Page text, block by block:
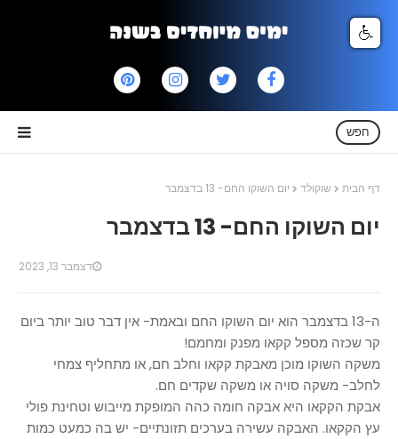
חפש
דף הבית שוקולד יום השוקו החם- 13 בדצמבר
יום השוקו החם- 13 בדצמבר
דצמבר 13, 2023
ה-13 בדצמבר הוא יום השוקו החם ובאמת- אין דבר טוב יותר ביום
קר שכזה מספל קקאו מפנק ומחמם!
משקה השוקו מוכן מאבקת קקאו וחלב חם, או מתחליף צמחי
לחלב- משקה סויה או משקה שקדים חם.
אבקת הקקאו היא אבקה חומה כהה המופקת מייבוש וטחינת פולי
עץ הקקאו. האבקה עשירה בערכים תזונתיים- יש בה כמעט כמות